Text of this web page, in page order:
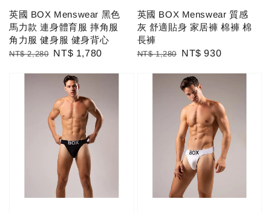
英國 BOX Menswear 黑色
馬力款 連身體育服 摔角服
角力服 健身服 健身背心
Regular
NT$ 2,280 Sale
NT$ 1,780
英國 BOX Menswear 質感
灰 舒適貼身 家居褲 棉褲 棉
長褲
Regular
NT$ 1,280
Sale
NT$ 930